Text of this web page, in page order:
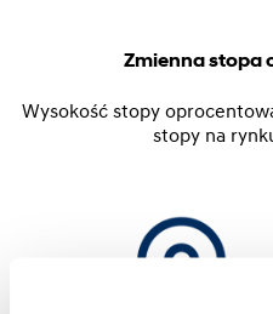
Zmienna stopa
Wysokość stopy
stopy na